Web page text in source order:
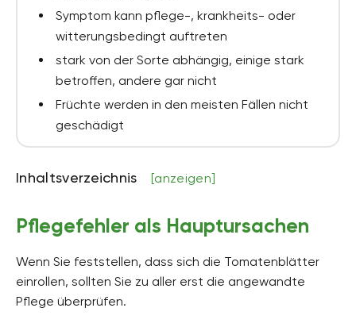
Symptom kann pflege-, krankheits- oder
witterungsbedingt auftreten
stark von der Sorte abhängig, einige stark
betroffen, andere gar nicht
Früchte werden in den meisten Fällen nicht
geschädigt
Inhaltsverzeichnis [anzeigen]
Pflegefehler als Hauptursachen
Wenn Sie feststellen, dass sich die Tomatenblätter
einrollen, sollten Sie zu aller erst die angewandte
Pflege überprüfen.